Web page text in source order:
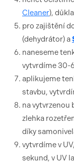
Cleaner),
pro zajištění
(dehydrátor) a
naneseme
vytvrdíme 30-
aplikujeme
stavbu,
na vytvrzenou
zlehka
díky
vytvrdíme v
sekund, v UV